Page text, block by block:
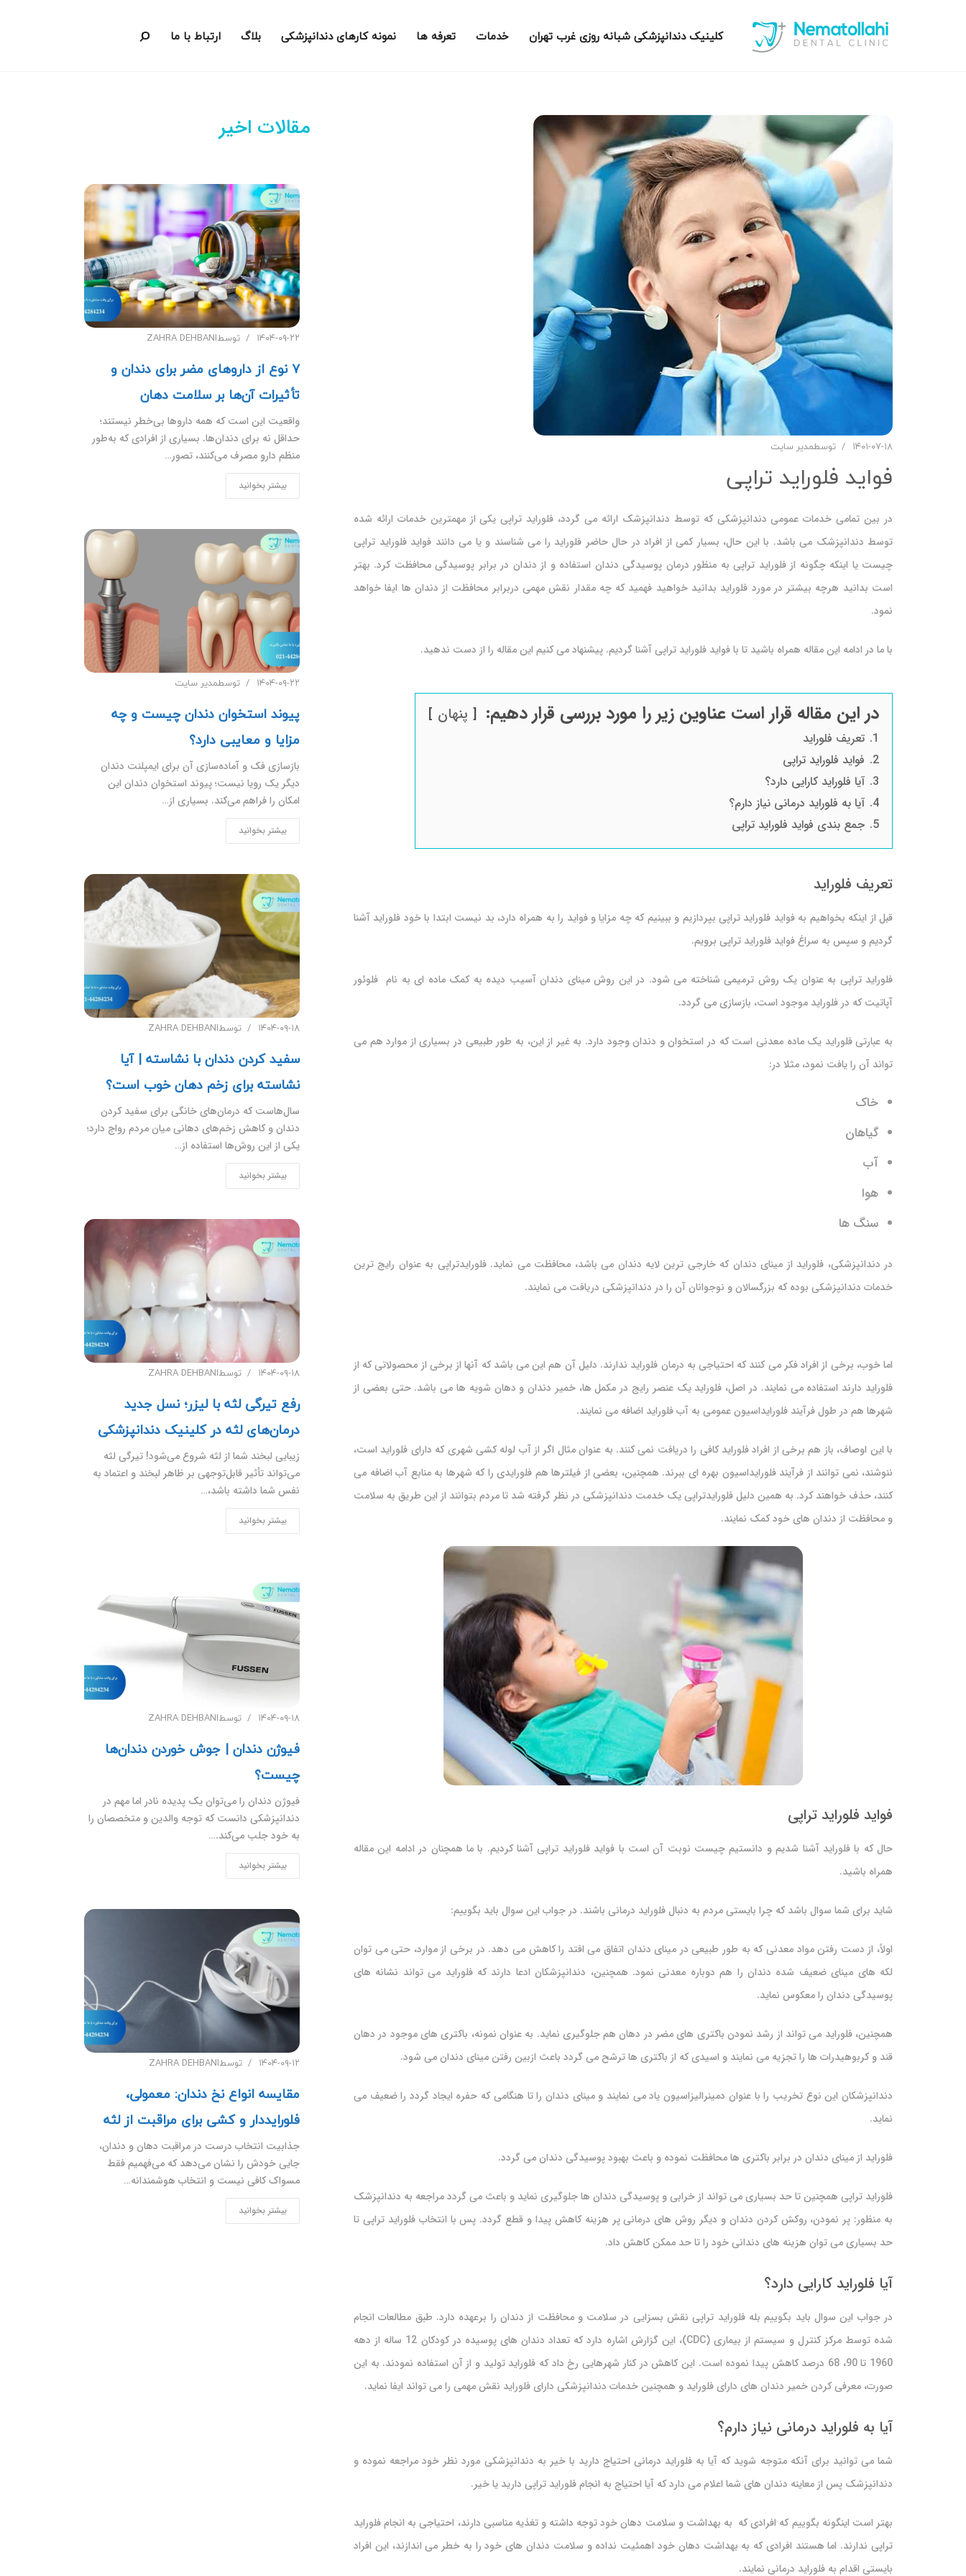
کلینیک دندانپزشکی شبانه روزی غرب تهران خدمات تعرفه ها نمونه کارهای دندانپزشکی بلاگ ارتباط با ما
۱۴۰۱-۰۷-۱۸ توسطمدیر سایت
فواید فلوراید تراپی
در بین تمامی خدمات عمومی دندانپزشکی که توسط دندانپزشک ارائه می گردد، فلوراید تراپی یکی از مهمترین خدمات ارائه شده
توسط دندانپزشک می باشد. با این حال، بسیار کمی از افراد در حال حاضر فلوراید را می شناسند و یا می دانند فواید فلوراید تراپی
چیست یا اینکه چگونه از فلوراید تراپی به منظور درمان پوسیدگی دندان استفاده و از دندان در برابر پوسیدگی محافظت کرد. بهتر
است بدانید هرچه بیشتر در مورد فلوراید بدانید خواهید فهمید که چه مقدار نقش مهمی دربرابر محافظت از دندان ها ایفا خواهد
نمود.
با ما در ادامه این مقاله همراه باشید تا با فواید فلوراید تراپی آشنا گردیم. پیشنهاد می کنیم این مقاله را از دست ندهید.
در این مقاله قرار است عناوین زیر را مورد بررسی قرار دهیم: پنهان
1. تعریف فلوراید
2. فواید فلوراید تراپی
3. آیا فلوراید کارایی دارد؟
4. آیا به فلوراید درمانی نیاز دارم؟
5. جمع بندی فواید فلوراید تراپی
تعریف فلوراید
قبل از اینکه بخواهیم به فواید فلوراید تراپی بپردازیم و ببینیم که چه مزایا و فواید را به همراه دارد، بد نیست ابتدا با خود فلوراید آشنا
گردیم و سپس به سراغ فواید فلوراید تراپی برویم.
فلوراید تراپی به عنوان یک روش ترمیمی شناخته می شود. در این روش مینای دندان آسیب دیده به کمک ماده ای به نام فلوئور
آپاتیت که در فلوراید موجود است، بازسازی می گردد.
به عبارتی فلوراید یک ماده معدنی است که در استخوان و دندان وجود دارد. به غیر از این، به طور طبیعی در بسیاری از موارد هم می
تواند آن را یافت نمود، مثلا در:
خاک
گیاهان
آب
هوا
سنگ ها
در دندانپزشکی، فلوراید از مینای دندان که خارجی ترین لایه دندان می باشد، محافظت می نماید. فلورایدتراپی به عنوان رایج ترین
خدمات دندانپزشکی بوده که بزرگسالان و نوجوانان آن را در دندانپزشکی دریافت می نمایند.
اما خوب، برخی از افراد فکر می کنند که احتیاجی به درمان فلوراید ندارند. دلیل آن هم این می باشد که آنها از برخی از محصولاتی که از
فلوراید دارند استفاده می نمایند. در اصل، فلوراید یک عنصر رایج در مکمل ها، خمیر دندان و دهان شویه ها می باشد. حتی بعضی از
شهرها هم در طول فرآیند فلورایداسیون عمومی به آب فلوراید اضافه می نمایند.
با این اوصاف، باز هم برخی از افراد فلوراید کافی را دریافت نمی کنند. به عنوان مثال اگر از آب لوله کشی شهری که دارای فلوراید است،
ننوشند، نمی توانند از فرآیند فلورایداسیون بهره ای ببرند. همچنین، بعضی از فیلترها هم فلورایدی را که شهرها به منابع آب اضافه می
کنند، حذف خواهند کرد. به همین دلیل فلورایدتراپی یک خدمت دندانپزشکی در نظر گرفته شد تا مردم بتوانند از این طریق به سلامت
و محافظت از دندان های خود کمک نمایند.
فواید فلوراید تراپی
حال که با فلوراید آشنا شدیم و دانستیم چیست نوبت آن است با فواید فلوراید تراپی آشنا کردیم. با ما همچنان در ادامه این مقاله
همراه باشید.
شاید برای شما سوال باشد که چرا بایستی مردم به دنبال فلوراید درمانی باشند. در جواب این سوال باید بگوییم:
اولاً، از دست رفتن مواد معدنی که به طور طبیعی در مینای دندان اتفاق می افتد را کاهش می دهد. در برخی از موارد، حتی می توان
لکه های مینای ضعیف شده دندان را هم دوباره معدنی نمود. همچنین، دندانپزشکان ادعا دارند که فلوراید می تواند نشانه های
پوسیدگی دندان را معکوس نماید.
همچنین، فلوراید می تواند از رشد نمودن باکتری های مضر در دهان هم جلوگیری نماید. به عنوان نمونه، باکتری های موجود در دهان
قند و کربوهیدرات ها را تجزیه می نمایند و اسیدی که از باکتری ها ترشح می گردد باعث ازبین رفتن مینای دندان می شود.
دندانپزشکان این نوع تخریب را با عنوان دمینرالیزاسیون یاد می نمایند و مینای دندان را تا هنگامی که حفره ایجاد گردد را ضعیف می
نماید.
فلوراید از مینای دندان در برابر باکتری ها محافظت نموده و باعث بهبود پوسیدگی دندان می گردد.
فلوراید تراپی همچنین تا حد بسیاری می تواند از خرابی و پوسیدگی دندان ها جلوگیری نماید و باعث می گردد مراجعه به دندانپزشک
به منظور: پر نمودن، روکش کردن دندان و دیگر روش های درمانی پر هزینه کاهش پیدا و قطع گردد. پس با انتخاب فلوراید تراپی تا
حد بسیاری می توان هزینه های دندانی خود را تا حد ممکن کاهش داد.
آیا فلوراید کارایی دارد؟
در جواب این سوال باید بگوییم بله فلوراید تراپی نقش بسزایی در سلامت و محافظت از دندان را برعهده دارد. طبق مطالعات انجام
شده توسط مرکز کنترل و سیستم از بیماری (CDC)، این گزارش اشاره دارد که تعداد دندان های پوسیده در کودکان 12 ساله از دهه
1960 تا 90، 68 درصد کاهش پیدا نموده است. این کاهش در کنار شهرهایی رخ داد که فلوراید تولید و از آن استفاده نمودند. به این
صورت، معرفی کردن خمیر دندان های دارای فلوراید و همچنین خدمات دندانپزشکی دارای فلوراید نقش مهمی را می تواند ایفا نماید.
آیا به فلوراید درمانی نیاز دارم؟
شما می توانید برای آنکه متوجه شوید که آیا به فلوراید درمانی احتیاج دارید با خیر به دندانپزشکی مورد نظر خود مراجعه نموده و
دندانپزشک پس از معاینه دندان های شما اعلام می دارد که آیا احتیاج به انجام فلوراید تراپی دارید یا خیر.
بهتر است اینگونه بگوییم که افرادی که به بهداشت و سلامت دهان خود توجه داشته و تغذیه مناسبی دارند، احتیاجی به انجام فلوراید
تراپی ندارند. اما هستند افرادی که به بهداشت دهان خود اهمئیت نداده و سلامت دندان های خود را به خطر می اندازند، این افراد
بایستی اقدام به فلوراید درمانی نمایند.
مقالات اخیر
۱۴۰۴-۰۹-۲۲ توسطZAHRA DEHBANI
۷ نوع از داروهای مضر برای دندان و
تأثیرات آن‌ها بر سلامت دهان
واقعیت این است که همه داروها بی‌خطر نیستند؛
حداقل نه برای دندان‌ها. بسیاری از افرادی که به‌طور
منظم دارو مصرف می‌کنند، تصور…
بیشتر بخوانید
۱۴۰۴-۰۹-۲۲ توسطمدیر سایت
پیوند استخوان دندان چیست و چه
مزایا و معایبی دارد؟
بازسازی فک و آماده‌سازی آن برای ایمپلنت دندان
دیگر یک رویا نیست؛ پیوند استخوان دندان این
امکان را فراهم می‌کند. بسیاری از…
بیشتر بخوانید
۱۴۰۴-۰۹-۱۸ توسطZAHRA DEHBANI
سفید کردن دندان با نشاسته | آیا
نشاسته برای زخم دهان خوب است؟
سال‌هاست که درمان‌های خانگی برای سفید کردن
دندان و کاهش زخم‌های دهانی میان مردم رواج دارد؛
یکی از این روش‌ها استفاده از…
بیشتر بخوانید
۱۴۰۴-۰۹-۱۸ توسطZAHRA DEHBANI
رفع تیرگی لثه با لیزر؛ نسل جدید
درمان‌های لثه در کلینیک دندانپزشکی
زیبایی لبخند شما از لثه شروع می‌شود! تیرگی لثه
می‌تواند تأثیر قابل‌توجهی بر ظاهر لبخند و اعتماد به
نفس شما داشته باشد،…
بیشتر بخوانید
۱۴۰۴-۰۹-۱۸ توسطZAHRA DEHBANI
فیوژن دندان | جوش خوردن دندان‌ها
چیست؟
فیوژن دندان را می‌توان یک پدیده نادر اما مهم در
دندانپزشکی دانست که توجه والدین و متخصصان را
به خود جلب می‌کند.…
بیشتر بخوانید
۱۴۰۴-۰۹-۱۲ توسطZAHRA DEHBANI
مقایسه انواع نخ دندان: معمولی،
فلورایددار و کشی برای مراقبت از لثه
جذابیت انتخاب درست در مراقبت دهان و دندان،
جایی خودش را نشان می‌دهد که می‌فهمیم فقط
مسواک کافی نیست و انتخاب هوشمندانه…
بیشتر بخوانید